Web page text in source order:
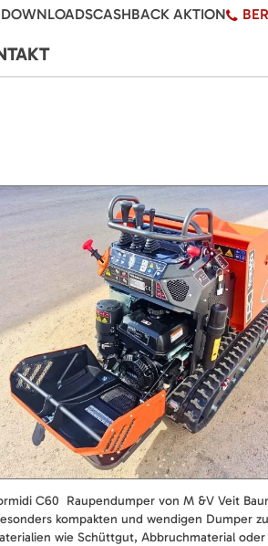
DOWNLOADSCASHBACK AKTION
C60 Raupendumper von M &V Veit
kompakten und wendigen Dumper
wie Schüttgut, Abbruchmaterial oder